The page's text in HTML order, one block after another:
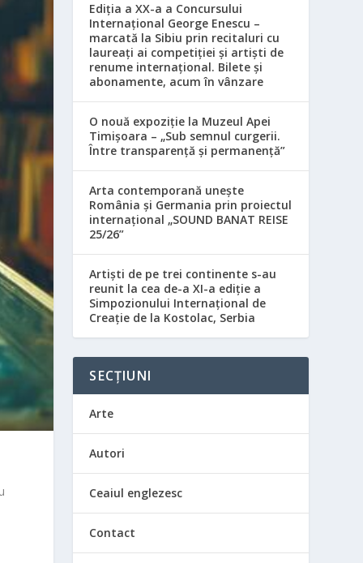
Ediția a XX-a a Concursului
Internațional George Enescu –
marcată la Sibiu prin recitaluri cu
laureați ai competiției și artiști de
renume internațional. Bilete și
abonamente, acum în vânzare
O nouă expoziție la Muzeul Apei
Timișoara – „Sub semnul curgerii.
Între transparență și permanență”
Arta contemporană unește
România și Germania prin proiectul
internațional „SOUND BANAT REISE
25/26”
Artiști de pe trei continente s-au
reunit la cea de-a XI-a ediție a
Simpozionului Internațional de
Creație de la Kostolac, Serbia
SECȚIUNI
Arte
Autori
Ceaiul englezesc
Contact